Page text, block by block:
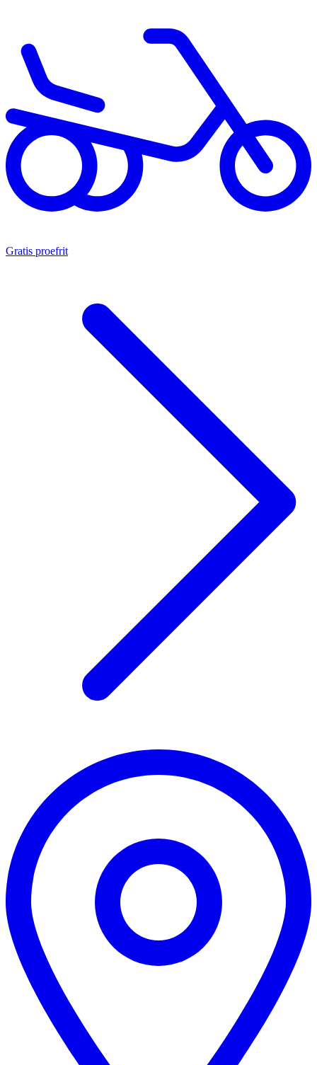
Gratis proefrit